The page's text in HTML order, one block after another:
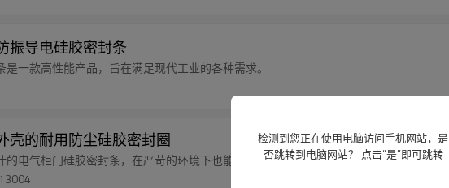
振导电硅胶密封条
一款高性能产品，旨在满足现代工业的各种需求。
壳的耐用防尘硅胶密封圈
的电气柜门硅胶密封条，在严苛的环境下也能提供卓越的密封性能。
检测到您正在使用电脑访问手机网站，是
否跳转到电脑网站？ 点击“是”即可跳转